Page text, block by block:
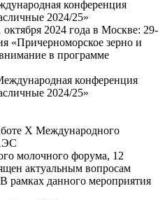
конференция
2024/25»
2024 года в Москве: 29-
«Причерноморское зерно и
в программе
X Международного
молочного форума, 12
актуальным вопросам
рамках данного мероприятия